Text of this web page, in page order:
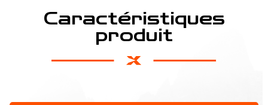
Caractéristiques
produit